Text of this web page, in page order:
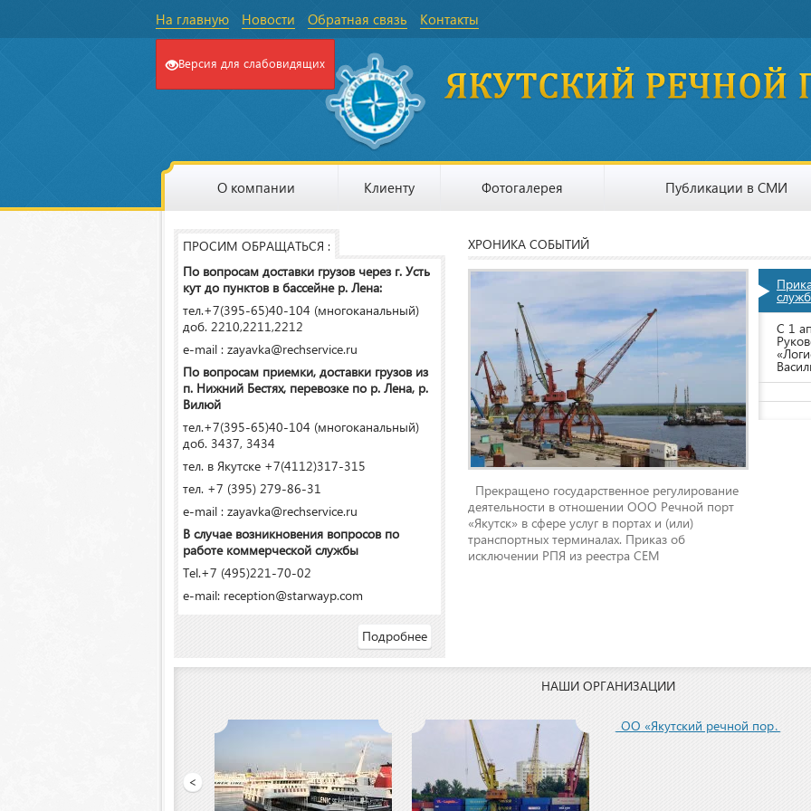
На главную Новости Обратная связь Контакты
Версия для слабовидящих
О компании Клиенту Фотогалерея Публикации в СМИ
ПРОСИМ ОБРАЩАТЬСЯ :
По вопросам доставки грузов через г. Усть
кут до пунктов в бассейне р. Лена:
тел.+7(395-65)40-104 (многоканальный)
доб. 2210,2211,2212
e-mail : zayavka@rechservice.ru
По вопросам приемки, доставки грузов из
п. Нижний Бестях, перевозке по р. Лена, р.
Вилюй
тел.+7(395-65)40-104 (многоканальный)
доб. 3437, 3434
тел. в Якутске +7(4112)317-315
тел. +7 (395) 279-86-31
e-mail : zayavka@rechservice.ru
В случае возникновения вопросов по
работе коммерческой службы
Tel.+7 (495)221-70-02
e-mail: reception@starwayp.com
Подробнее
ХРОНИКА СОБЫТИЙ
Прекращено государственное регулирование
деятельности в отношении ООО Речной порт
«Якутск» в сфере услуг в портах и (или)
транспортных терминалах. Приказ об
исключении РПЯ из реестра СЕМ
С 1
НАШИ ОРГАНИЗАЦИИ
<
ООО «Якутский речной порт»